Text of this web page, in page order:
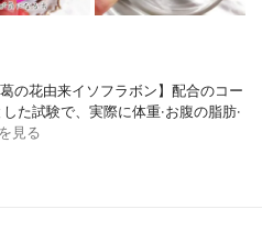
の花由来イソフラボン】配合のコー
た試験で、実際に体重·お腹の脂肪·
見る